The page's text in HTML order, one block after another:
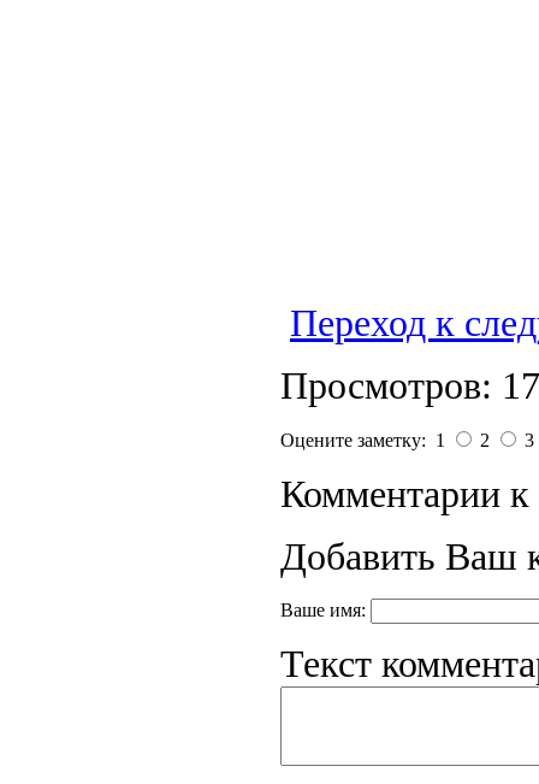
Переход к
Просмотров:
Оцените заметку: 1 2 3
Комментарии к
Добавить Ваш
Ваше имя:
Текст